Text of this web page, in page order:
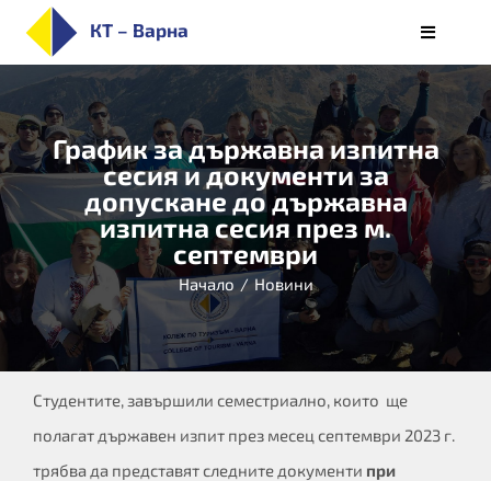
content
КТ – Варна
Toggle
НАЧАЛО
ЗА КОЛЕЖА
ПРИЕМ
СПЕЦИАЛНОСТИ
СТУДЕНТИ
ОБУЧЕНИЕ
КАРИЕРИ
АЛУМНИ/РЕАЛИЗАЦИЯ
БЮЛЕТИН
График за държавна изпитна
сесия и документи за
допускане до държавна
изпитна сесия през м.
септември
Начало / Новини
Студентите, завършили семестриално, които ще
полагат държавен изпит през месец септември 2023 г.
трябва да представят следните документи при